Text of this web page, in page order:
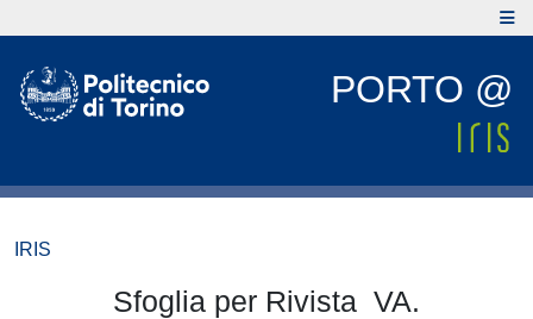
PORTO @
IRIS
Sfoglia per Rivista VA.